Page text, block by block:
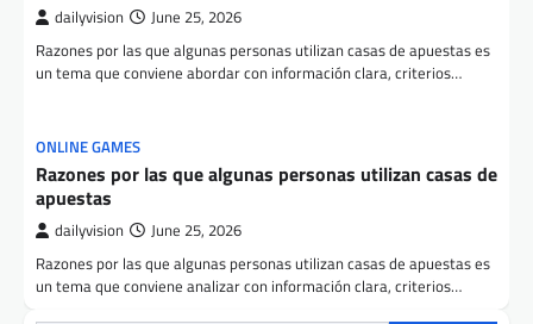
dailyvision June 25, 2026
Razones por las que algunas personas utilizan casas de apuestas es
un tema que conviene abordar con información clara, criterios…
ONLINE GAMES
Razones por las que algunas personas utilizan casas de
apuestas
dailyvision June 25, 2026
Razones por las que algunas personas utilizan casas de apuestas es
un tema que conviene analizar con información clara, criterios…